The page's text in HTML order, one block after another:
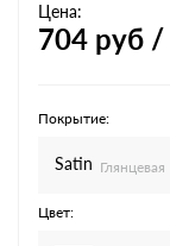
Цена:
704 руб
Покрытие:
Satin Глянцевая
Цвет: